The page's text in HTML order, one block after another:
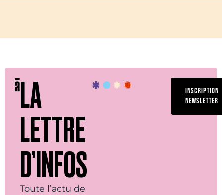
LA
LETTRE
D’INFOS
Toute l’actu de
INSCRIPTION
NEWSLETTER